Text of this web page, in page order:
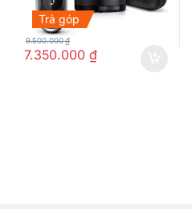
Trả góp
7.350.000 ₫
9.500.000₫